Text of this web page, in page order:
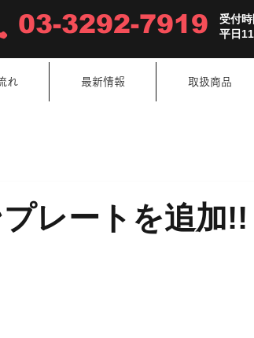
03-3292-7919
受付時
平日
れ 最新情報 取扱商品
レートを追加!!